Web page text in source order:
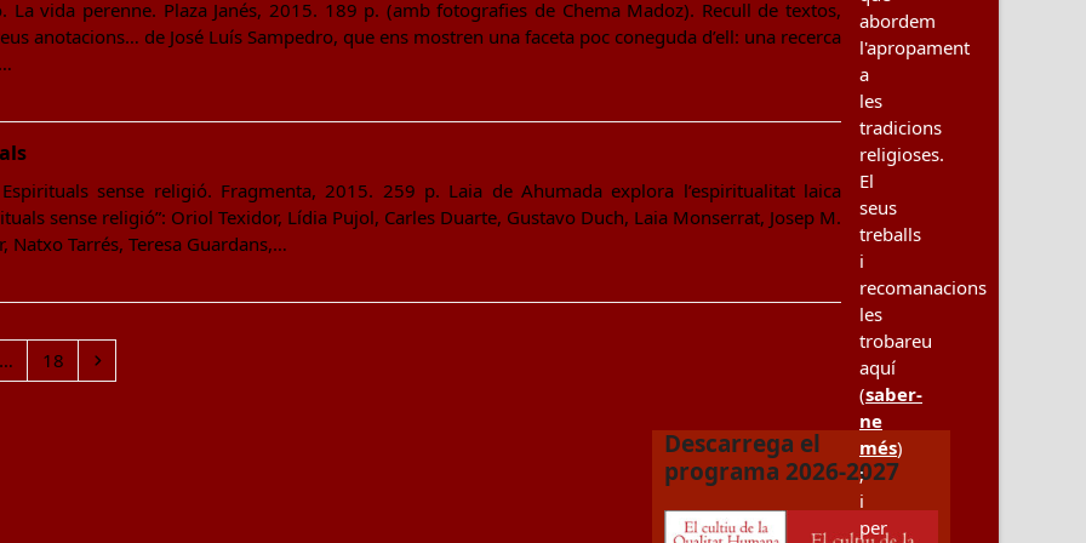
La vida perenne. Plaza Janés, 2015. 189 p. (amb fotografies de Chema Madoz). Recull de textos,
anotacions… de José Luís Sampedro, que ens mostren una faceta poc coneguda d’ell: una recerca
sense religió. Fragmenta, 2015. 259 p. Laia de Ahumada explora l’espiritualitat laica
sense religió”: Oriol Texidor, Lídia Pujol, Carles Duarte, Gustavo Duch, Laia Monserrat, Josep M.
Natxo Tarrés, Teresa Guardans,…
… Page
18 Next
Descarrega el
programa 2026-2027
abordem
l'apropament
a
les
tradicions
religioses.
El
seus
treballs
i
recomanacions
les
trobareu
aquí
(saber-
ne
més)
;
i
per